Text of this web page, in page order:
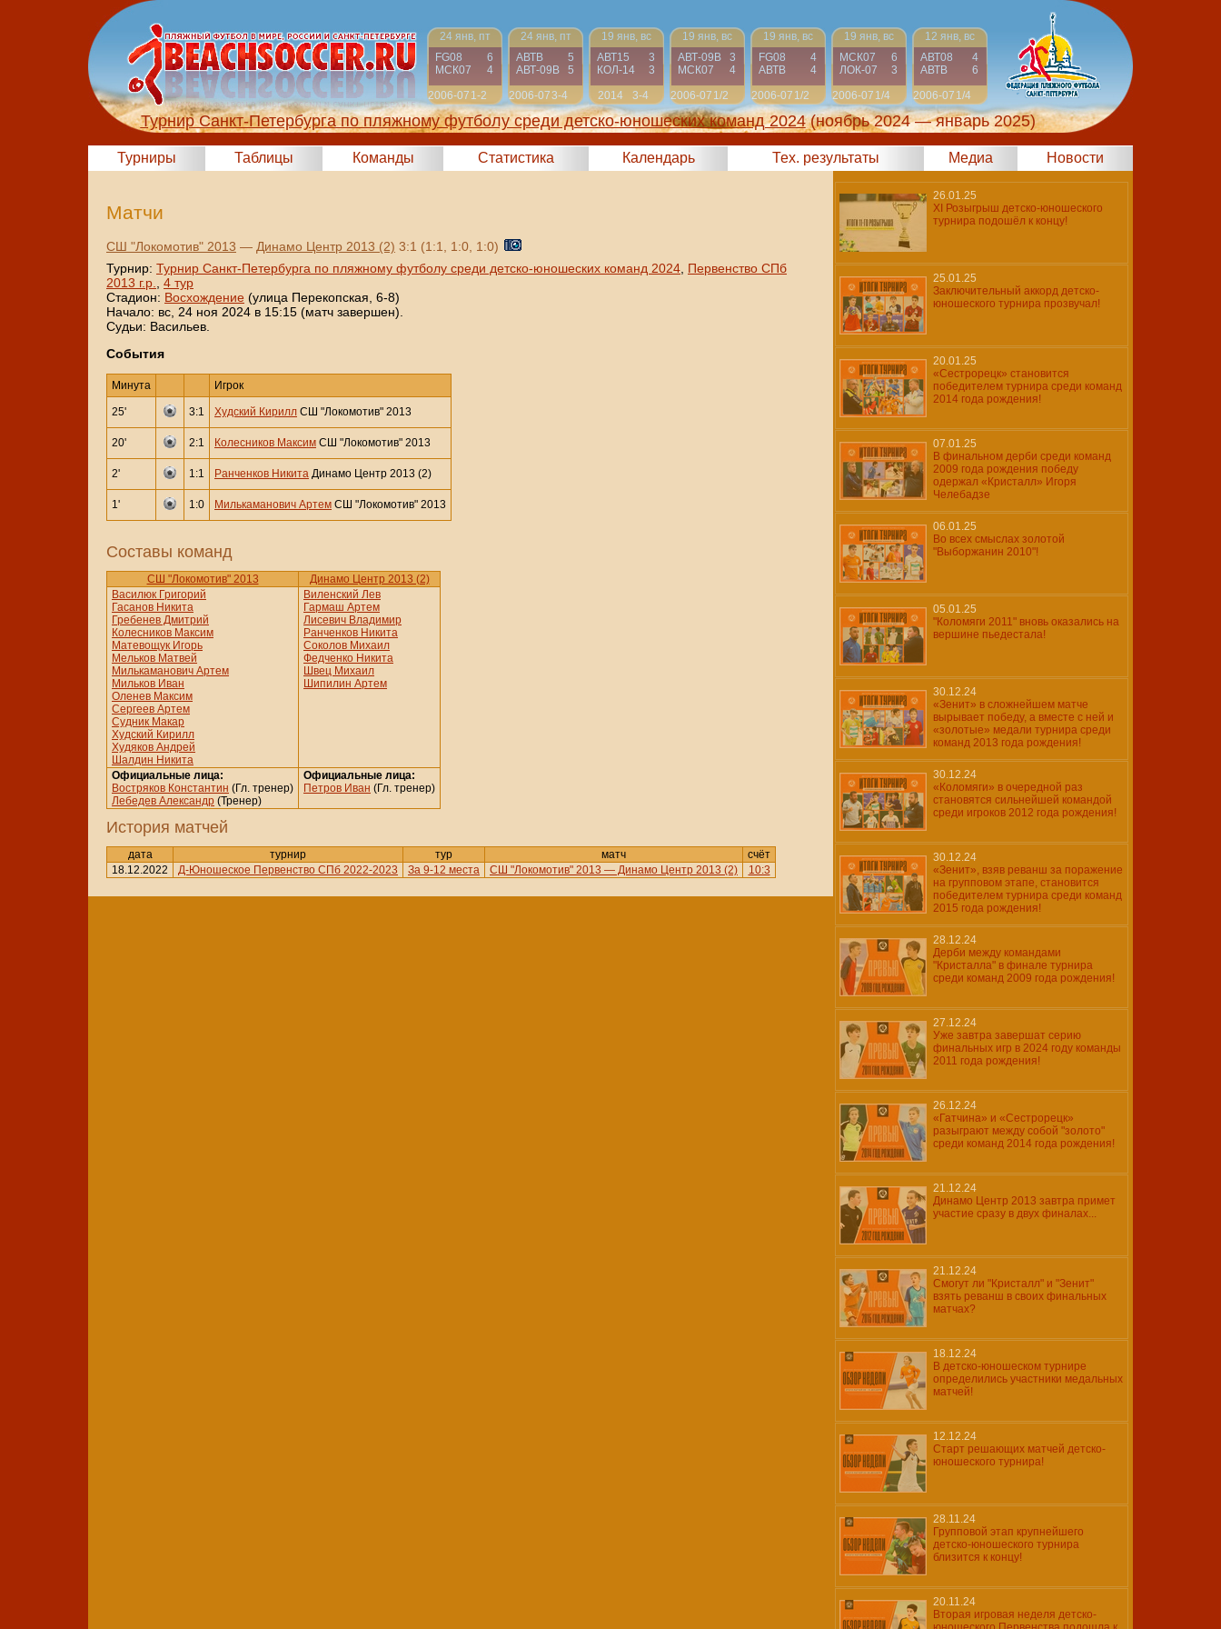
24 янв, пт
FG08
6
МСК07
4
2006-07 1-2
24 янв, пт
АВТВ
5
АВТ-09B
5
2006-073-4
19 янв, вс
АВТ15
3
КОЛ-14
3
2014
3-4
19 янв, вс
АВТ-09B
3
МСК07
4
2006-07 1/2
19 янв, вс
FG08
4
АВТВ
4
2006-07 1/2
19 янв, вс
МСК07
6
ЛОК-07
3
2006-07 1/4
12 янв, вс
АВТ08
4
АВТВ
6
2006-07 1/4
Турнир Санкт-Петербурга по пляжному футболу среди детско-юношеских команд 2024 (ноябрь 2024 — январь 2025)
Турниры Таблицы Команды Статистика Календарь Тех. результаты Медиа Новости
Матчи
СШ "Локомотив" 2013 — Динамо Центр 2013 (2) 3:1 (1:1, 1:0, 1:0)
Турнир: Турнир Санкт-Петербурга по пляжному футболу среди детско-юношеских команд 2024 Первенство СПб
2013 г.р.
4 тур
Стадион: Восхождение (улица Перекопская, 6-8)
Начало: вс, 24 ноя 2024 в 15:15 (матч завершен).
Судьи: Васильев.
События
Минута Игрок
25' 3:1 Худский Кирилл СШ "Локомотив" 2013
20' 2:1 Колесников Максим СШ "Локомотив" 2013
2' 1:1 Ранченков Никита Динамо Центр 2013 (2)
1' 1:0 Милькаманович Артем СШ "Локомотив" 2013
Составы команд
СШ "Локомотив" 2013
Динамо Центр 2013 (2)
Василюк Григорий
Гасанов Никита
Гребенев Дмитрий
Колесников Максим
Матевощук Игорь
Мельков Матвей
Милькаманович Артем
Мильков Иван
Оленев Максим
Сергеев Артем
Судник Макар
Худский Кирилл
Худяков Андрей
Шалдин Никита
Виленский Лев
Гармаш Артем
Лисевич Владимир
Ранченков Никита
Соколов Михаил
Федченко Никита
Швец Михаил
Шипилин Артем
Официальные лица:
Востряков Константин (Гл. тренер)
Лебедев Александр (Тренер)
Официальные лица:
Петров Иван (Гл. тренер)
История матчей
дата турнир тур матч
счёт
18.12.2022
Д-Юношеское Первенство СПб 2022-2023 За 9-12 места СШ "Локомотив" 2013 — Динамо Центр 2013 (2) 10:3
26.01.25
XI Розыгрыш детско-юношеского
турнира подошёл к концу!
25.01.25
Заключительный аккорд детско-
юношеского турнира прозвучал!
20.01.25
«Сестрорецк» становится
победителем турнира среди команд
2014 года рождения!
07.01.25
В финальном дерби среди команд
2009 года рождения победу
одержал «Кристалл» Игоря
Челебадзе
06.01.25
Во всех смыслах золотой
"Выборжанин 2010"!
05.01.25
"Коломяги 2011" вновь оказались на
вершине пьедестала!
30.12.24
«Зенит» в сложнейшем матче
вырывает победу, а вместе с ней и
«золотые» медали турнира среди
команд 2013 года рождения!
30.12.24
«Коломяги» в очередной раз
становятся сильнейшей командой
среди игроков 2012 года рождения!
30.12.24
«Зенит», взяв реванш за поражение
на групповом этапе, становится
победителем турнира среди команд
2015 года рождения!
28.12.24
Дерби между командами
"Кристалла" в финале турнира
среди команд 2009 года рождения!
27.12.24
Уже завтра завершат серию
финальных игр в 2024 году команды
2011 года рождения!
26.12.24
«Гатчина» и «Сестрорецк»
разыграют между собой "золото"
среди команд 2014 года рождения!
21.12.24
Динамо Центр 2013 завтра примет
участие сразу в двух финалах...
21.12.24
Смогут ли "Кристалл" и "Зенит"
взять реванш в своих финальных
матчах?
18.12.24
В детско-юношеском турнире
определились участники медальных
матчей!
12.12.24
Старт решающих матчей детско-
юношеского турнира!
28.11.24
Групповой этап крупнейшего
детско-юношеского турнира
близится к концу!
20.11.24
Вторая игровая неделя детско-